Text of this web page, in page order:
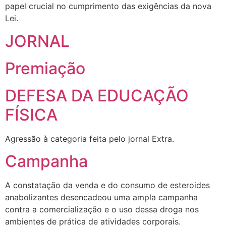
papel crucial no cumprimento das exigências da nova
Lei.
JORNAL
Premiação
DEFESA DA EDUCAÇÃO
FÍSICA
Agressão à categoria feita pelo jornal Extra.
Campanha
A constatação da venda e do consumo de esteroides
anabolizantes desencadeou uma ampla campanha
contra a comercialização e o uso dessa droga nos
ambientes de prática de atividades corporais.